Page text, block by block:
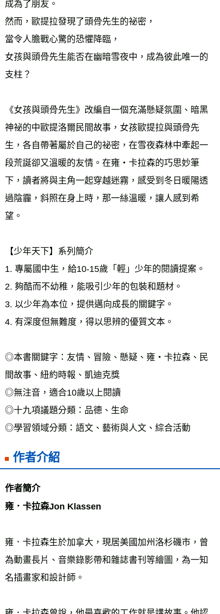
成為了朋友。
然而，歐提拉發現了頭骨先生的祕密，
當令人膽戰心驚的恐懼降臨，
女孩與頭骨先生能否在幽暗雪夜中，成為彼此唯一的
支柱？
《女孩與頭骨先生》改編自一個充滿懸疑氛圍、暗黑
神祕的中歐提洛爾民間故事，女孩歐提拉與頭骨先
生，各自帶著屬於自己的祕密，在雪夜森林中牽起一
段荒誕卻又溫暖的友情。在雍・卡拉森的巧思妙筆
下，讀者將與主角一起穿越迷霧，感受到冬日暖陽透
過陰霾，斜照在身上時，那一絲溫暖，讓人感到希
望。
【少年天下】系列簡介
1. 專屬國中生，給10-15歲「輕」少年的閱讀提案。
2. 夠酷而不幼稚，能吸引少年的包裝和題材。
3. 以少年為本位，提供邁向成長的關鍵字。
4. 有深度但無難度，得以思辨的優質文本。
◎本書關鍵字：友情、冒險、懸疑、雍‧卡拉森、民
間故事、紐約時報、凱迪克獎
◎無注音，適合10歲以上閱讀
◎十九項議題分類：品德、生命
◎學習領域分類：語文、藝術與人文、綜合活動
作者介紹
作者簡介
雍．卡拉森Jon Klassen
雍．卡拉森生於加拿大，現居美國加州洛杉磯市，曾
為動畫長片、音樂錄影帶和雜誌書刊等繪圖，為一知
名插畫家和設計師。